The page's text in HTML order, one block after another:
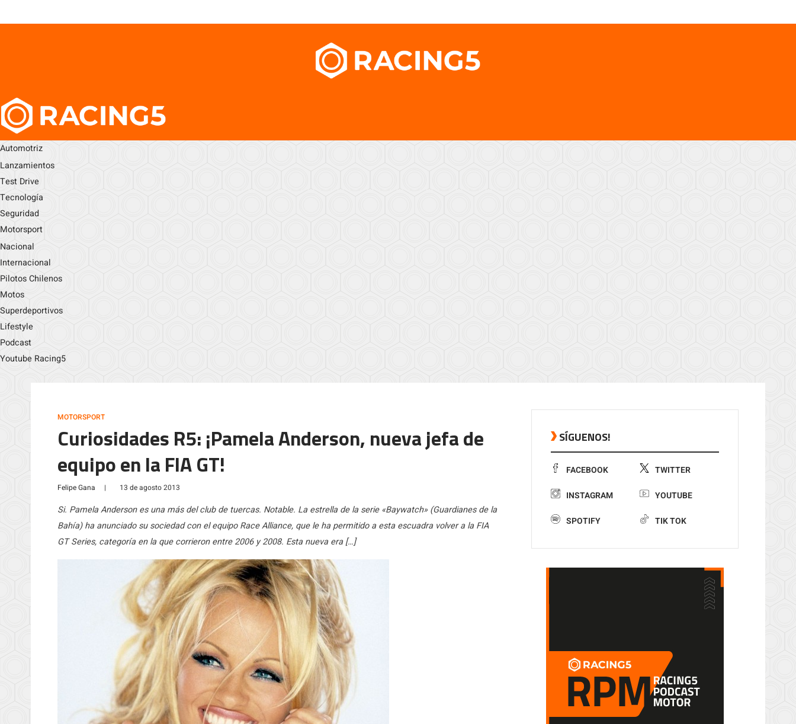
Automotriz
Lanzamientos
Test Drive
Tecnología
Seguridad
Motorsport
Nacional
Internacional
Pilotos Chilenos
Motos
Superdeportivos
Lifestyle
Podcast
Youtube Racing5
MOTORSPORT
Curiosidades R5: ¡Pamela Anderson, nueva jefa de
equipo en la FIA GT!
Felipe Gana | 13 de agosto 2013
Si. Pamela Anderson es una más del club de tuercas. Notable. La estrella de la serie «Baywatch» (Guardianes de la
Bahía) ha anunciado su sociedad con el equipo Race Alliance, que le ha permitido a esta escuadra volver a la FIA
GT Series, categoría en la que corrieron entre 2006 y 2008. Esta nueva era […]
SÍGUENOS!
FACEBOOK TWITTER
INSTAGRAM YOUTUBE
SPOTIFY TIK TOK